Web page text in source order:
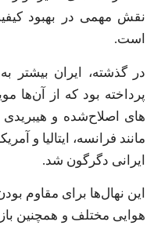
نقش مهمی در بهبود
است.
در گذشته، ایران
پرداخته بود که از آن‌ها
های اصلاح‌شده و
مانند فرانسه، ایتالیا و
ایرانی دگرگون شد.
این نهال‌ها برای مقاوم
هوایی مختلف و همچنین